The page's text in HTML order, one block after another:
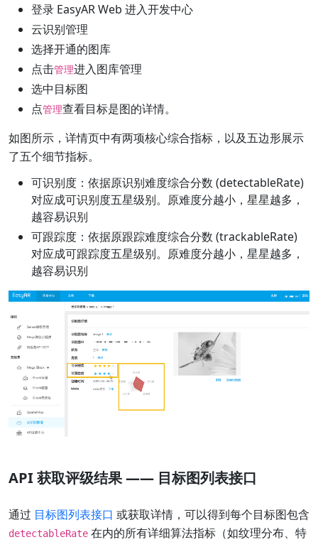
登录 EasyAR Web 进入开发中心
云识别管理
选择开通的图库
点击管理进入图库管理
选中目标图
点管理查看目标是图的详情。
如图所示，详情页中有两项核心综合指标，以及五边形展示
了五个细节指标。
可识别度：依据原识别难度综合分数 (detectableRate)
对应成可识别度五星级别。原难度分越小，星星越多，
越容易识别
可跟踪度：依据原跟踪难度综合分数 (trackableRate)
对应成可跟踪度五星级别。原难度分越小，星星越多，
越容易识别
API 获取评级结果 —— 目标图列表接口
通过 目标图列表接口 或获取详情，可以得到每个目标图包含
detectableRate 在内的所有详细算法指标（如纹理分布、特